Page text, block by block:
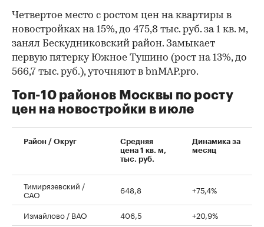
00:00 / 00:00
Четвертое место с ростом цен на квартиры в
новостройках на 15%, до 475,8 тыс. руб. за 1 кв. м,
занял Бескудниковский район. Замыкает
первую пятерку Южное Тушино (рост на 13%, до
566,7 тыс. руб.), уточняют в bnMAP.pro.
Топ-10 районов Москвы по росту
цен на новостройки в июле
Район / Округ
Средняя
цена 1 кв. м,
тыс. руб.
Динамика за
месяц
Тимирязевский /
САО 648,8 +75,4%
Измайлово / ВАО 406,5 +20,9%